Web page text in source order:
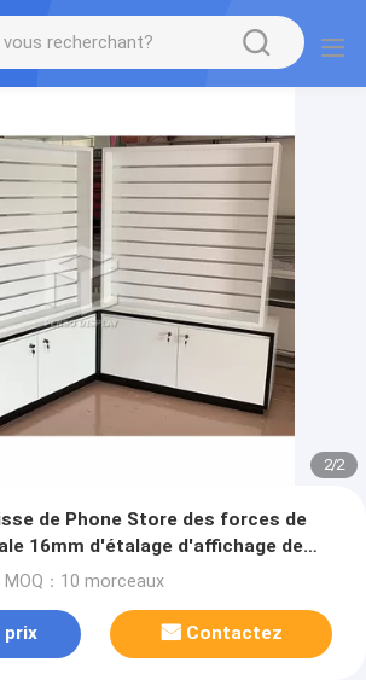
2/2
de Phone Store des forces de
16mm d'étalage d'affichage de
d'OEM
MOQ：10 morceaux
prix Contactez